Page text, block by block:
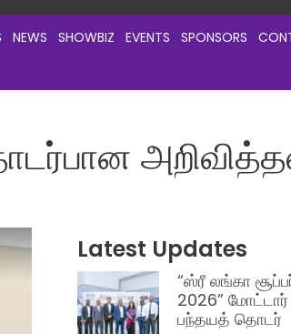
NEWS SHOWBIZ EVENTS SPONSORS
Latest Updates
“ஸ்ரீ லங்கா
2026”
பந்தயத் தொடர்